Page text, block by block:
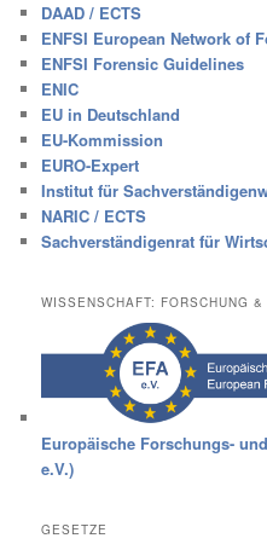
DAAD / ECTS
ENFSI European Network of
ENFSI Forensic Guidelines
ENIC
EU in Deutschland
EU-Kommission
EURO-Expert
Institut für
NARIC / ECTS
Sachverständigenrat für
WISSENSCHAFT: FORSCHUNG &
Europäische Forschungs-
e.V.)
GESETZE